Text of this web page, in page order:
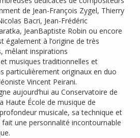
de Jean-François Zygel, Thierry
Bacri, Jean-Frédéric
JeanBaptiste Robin ou encore
également à l’origine de très
mêlant inspirations
musiques traditionnelles et
particulièrement originaux en duo
Vincent Peirani.
aujourd’hui au Conservatoire de
Haute École de musique de
musicale, sa technique et
une personnalité incontournable